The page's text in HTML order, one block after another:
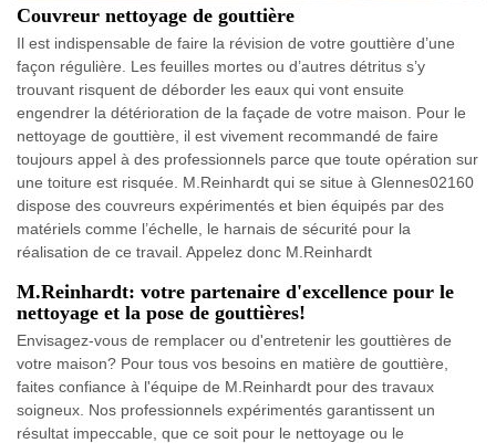
Couvreur nettoyage de gouttière
Il est indispensable de faire la révision de votre gouttière d’une
façon régulière. Les feuilles mortes ou d’autres détritus s’y
trouvant risquent de déborder les eaux qui vont ensuite
engendrer la détérioration de la façade de votre maison. Pour le
nettoyage de gouttière, il est vivement recommandé de faire
toujours appel à des professionnels parce que toute opération sur
une toiture est risquée. M.Reinhardt qui se situe à Glennes02160
dispose des couvreurs expérimentés et bien équipés par des
matériels comme l’échelle, le harnais de sécurité pour la
réalisation de ce travail. Appelez donc M.Reinhardt
M.Reinhardt: votre partenaire d'excellence pour le
nettoyage et la pose de gouttières!
Envisagez-vous de remplacer ou d'entretenir les gouttières de
votre maison? Pour tous vos besoins en matière de gouttière,
faites confiance à l'équipe de M.Reinhardt pour des travaux
soigneux. Nos professionnels expérimentés garantissent un
résultat impeccable, que ce soit pour le nettoyage ou le